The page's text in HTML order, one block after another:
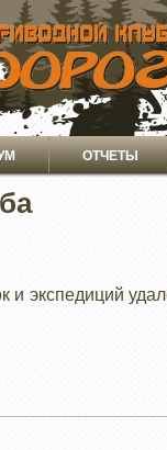
ОТЧЕТЫ
и экспедиций